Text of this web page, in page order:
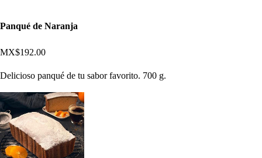
Panqué de Naranja
MX$192.00
Delicioso panqué de tu sabor favorito. 700 g.